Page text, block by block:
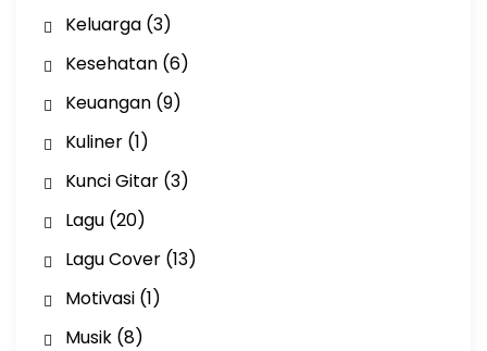
Keluarga(3)
Kesehatan(6)
Keuangan(9)
Kuliner(1)
Kunci Gitar(3)
Lagu(20)
Lagu Cover(13)
Motivasi(1)
Musik(8)